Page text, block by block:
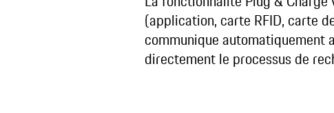
(application, carte RFID, carte
communique automatiquement
directement le processus de